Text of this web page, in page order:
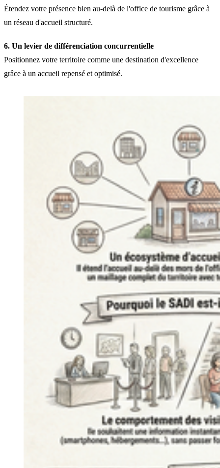
Étendez votre présence bien au-delà de l'office de tourisme grâce à
un réseau d'accueil structuré.
6. Un levier de différenciation concurrentielle
Positionnez votre territoire comme une destination d'excellence
grâce à un accueil repensé et optimisé.